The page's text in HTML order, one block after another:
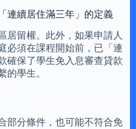
連續居住滿三年」的定義
居留權。此外，如果申請人
必須在課程開始前，已「連
確保了學生免入息審查貸款
的學生。
部分條件，也可能不符合免